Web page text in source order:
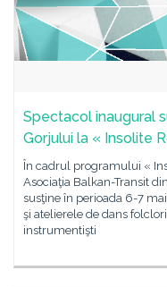
Spectacol inaugural
Gorjului la « Insolite
În cadrul programului «
Asociaţia Balkan-Transit
susţine în perioada 6-7
şi atelierele de dans
instrumentişti